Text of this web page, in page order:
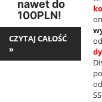
nawet do
100PLN!
CZYTAJ CAŁOŚĆ
»